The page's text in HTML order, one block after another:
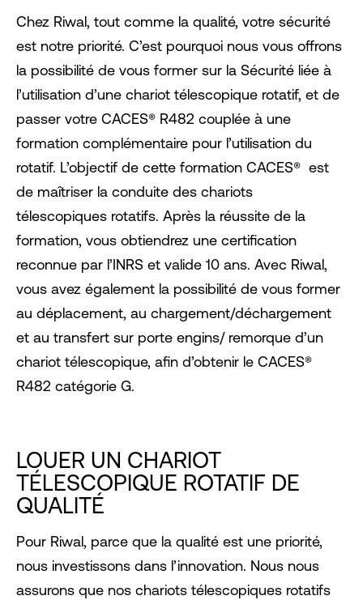
Chez Riwal, tout comme la qualité, votre sécurité
est notre priorité. C’est pourquoi nous vous offrons
la possibilité de vous former sur la Sécurité liée à
l’utilisation d’une chariot télescopique rotatif, et de
passer votre CACES® R482 couplée à une
formation complémentaire pour l’utilisation du
rotatif. L’objectif de cette formation CACES® est
de maîtriser la conduite des chariots
télescopiques rotatifs. Après la réussite de la
formation, vous obtiendrez une certification
reconnue par l’INRS et valide 10 ans. Avec Riwal,
vous avez également la possibilité de vous former
au déplacement, au chargement/déchargement
et au transfert sur porte engins/ remorque d’un
chariot télescopique, afin d’obtenir le CACES®
R482 catégorie G.
LOUER UN CHARIOT
TÉLESCOPIQUE ROTATIF DE
QUALITÉ
Pour Riwal, parce que la qualité est une priorité,
nous investissons dans l’innovation. Nous nous
assurons que nos chariots télescopiques rotatifs